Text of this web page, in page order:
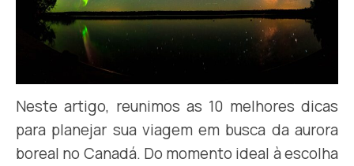
Neste artigo, reunimos as 10 melhores dicas
para planejar sua viagem em busca da aurora
boreal no Canadá. Do momento ideal à escolha